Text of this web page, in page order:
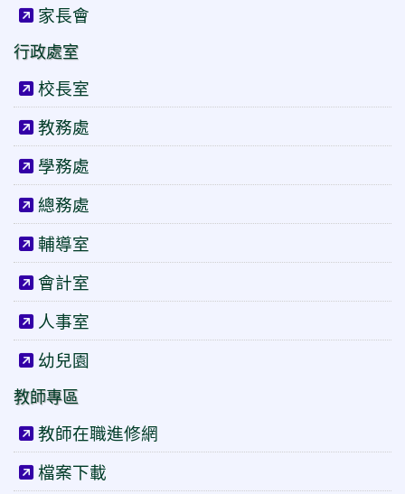
家長會
行政處室
校長室
教務處
學務處
總務處
輔導室
會計室
人事室
幼兒園
教師專區
教師在職進修網
檔案下載